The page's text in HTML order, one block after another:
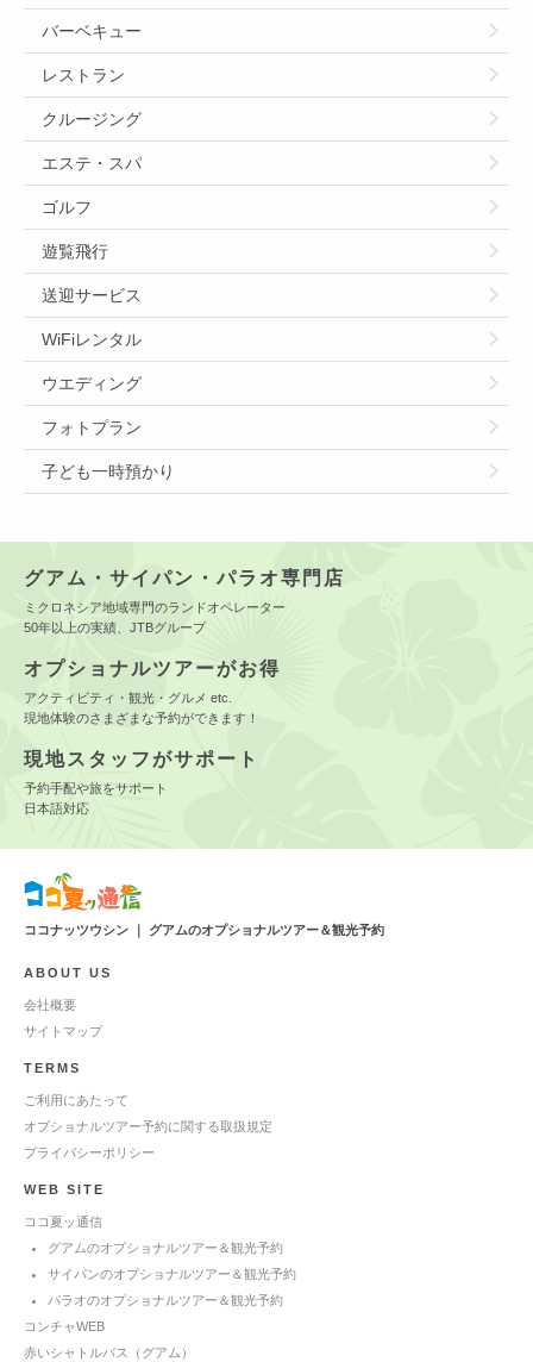
バーベキュー
レストラン
クルージング
エステ・スパ
ゴルフ
遊覧飛行
送迎サービス
WiFiレンタル
ウエディング
フォトプラン
子ども一時預かり
グアム・サイパン・パラオ専門店
ミクロネシア地域専門のランドオペレーター
50年以上の実績、JTBグループ
オプショナルツアーがお得
アクティビティ・観光・グルメ etc.
現地体験のさまざまな予約ができます！
現地スタッフがサポート
予約手配や旅をサポート
日本語対応
ココナッツウシン ｜ グアムのオプショナルツアー＆観光予約
ABOUT US
会社概要
サイトマップ
TERMS
ご利用にあたって
オプショナルツアー予約に関する取扱規定
プライバシーポリシー
WEB SITE
ココ夏ッ通信
グアムのオプショナルツアー＆観光予約
サイパンのオプショナルツアー＆観光予約
パラオのオプショナルツアー＆観光予約
コンチャWEB
赤いシャトルバス（グアム）